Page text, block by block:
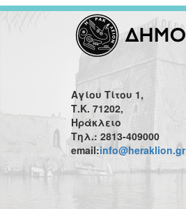
Αγίου Τίτου 1,
Τ.Κ. 71202,
Ηράκλειο
Τηλ.: 2813-409000
email:info@heraklion.gr